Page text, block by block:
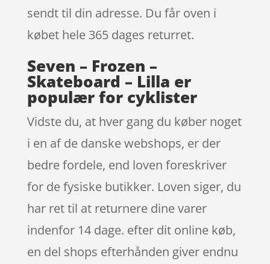
sendt til din adresse. Du får oven i
købet hele 365 dages returret.
Seven – Frozen –
Skateboard – Lilla er
populær for cyklister
Vidste du, at hver gang du køber noget
i en af de danske webshops, er der
bedre fordele, end loven foreskriver
for de fysiske butikker. Loven siger, du
har ret til at returnere dine varer
indenfor 14 dage. efter dit online køb,
en del shops efterhånden giver endnu